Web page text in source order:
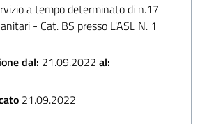
a tempo determinato di n.17
- Cat. BS presso L'ASL N. 1
dal: 21.09.2022 al:
21.09.2022